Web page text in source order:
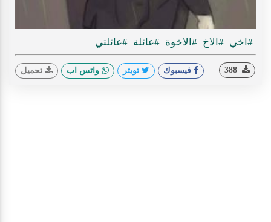
#اخي #الاخ #الاخوة #عائلة #عائلتي
فيسبوك تويتر واتس اب تحميل